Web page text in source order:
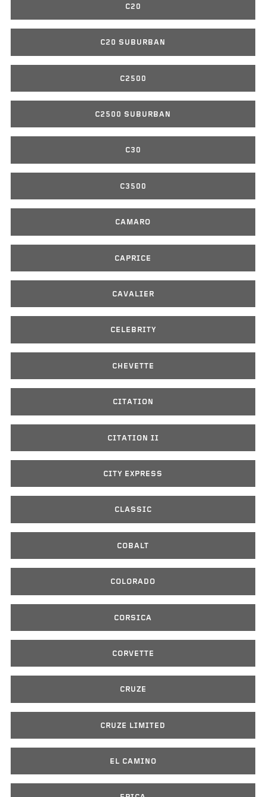
C20
C20 SUBURBAN
C2500
C2500 SUBURBAN
C30
C3500
CAMARO
CAPRICE
CAVALIER
CELEBRITY
CHEVETTE
CITATION
CITATION II
CITY EXPRESS
CLASSIC
COBALT
COLORADO
CORSICA
CORVETTE
CRUZE
CRUZE LIMITED
EL CAMINO